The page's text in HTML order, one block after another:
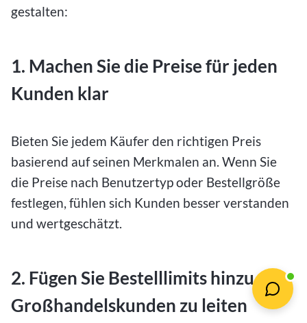
gestalten:
1. Machen Sie die Preise für jeden
Kunden klar
Bieten Sie jedem Käufer den richtigen Preis
basierend auf seinen Merkmalen an. Wenn Sie
die Preise nach Benutzertyp oder Bestellgröße
festlegen, fühlen sich Kunden besser verstanden
und wertgeschätzt.
2. Fügen Sie Bestelllimits hinzu, um
Großhandelskunden zu leiten